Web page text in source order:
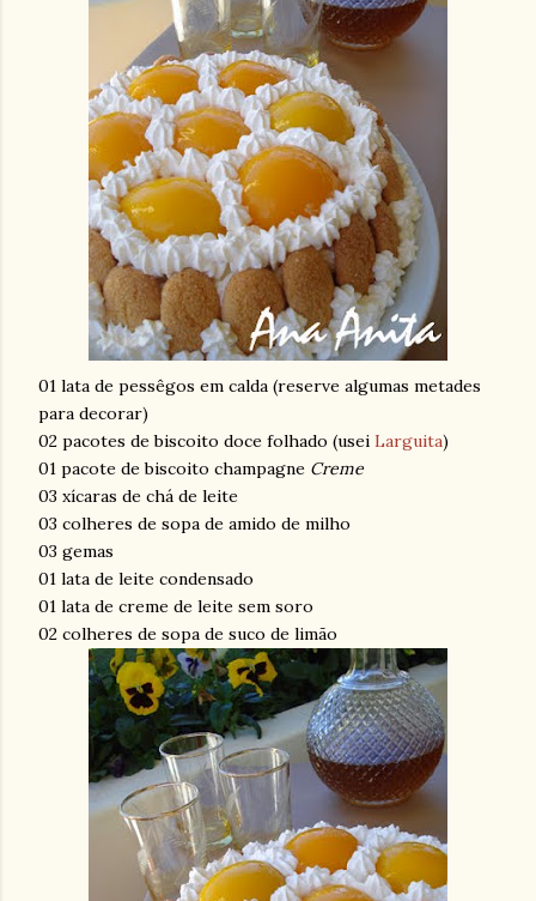
01 lata de pessêgos em calda (reserve algumas metades
para decorar)
02 pacotes de biscoito doce folhado (usei Larguita)
01 pacote de biscoito champagne Creme
03 xícaras de chá de leite
03 colheres de sopa de amido de milho
03 gemas
01 lata de leite condensado
01 lata de creme de leite sem soro
02 colheres de sopa de suco de limão